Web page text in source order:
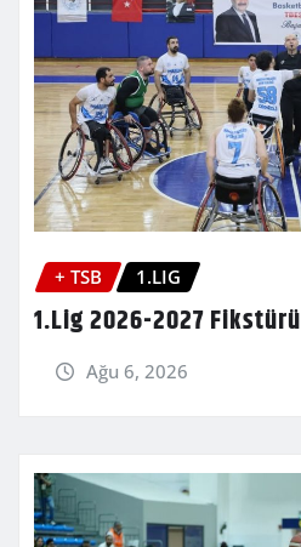
+ TSB 1.LIG
1.Lig 2026-2027 Fikstürü
Ağu 6, 2026